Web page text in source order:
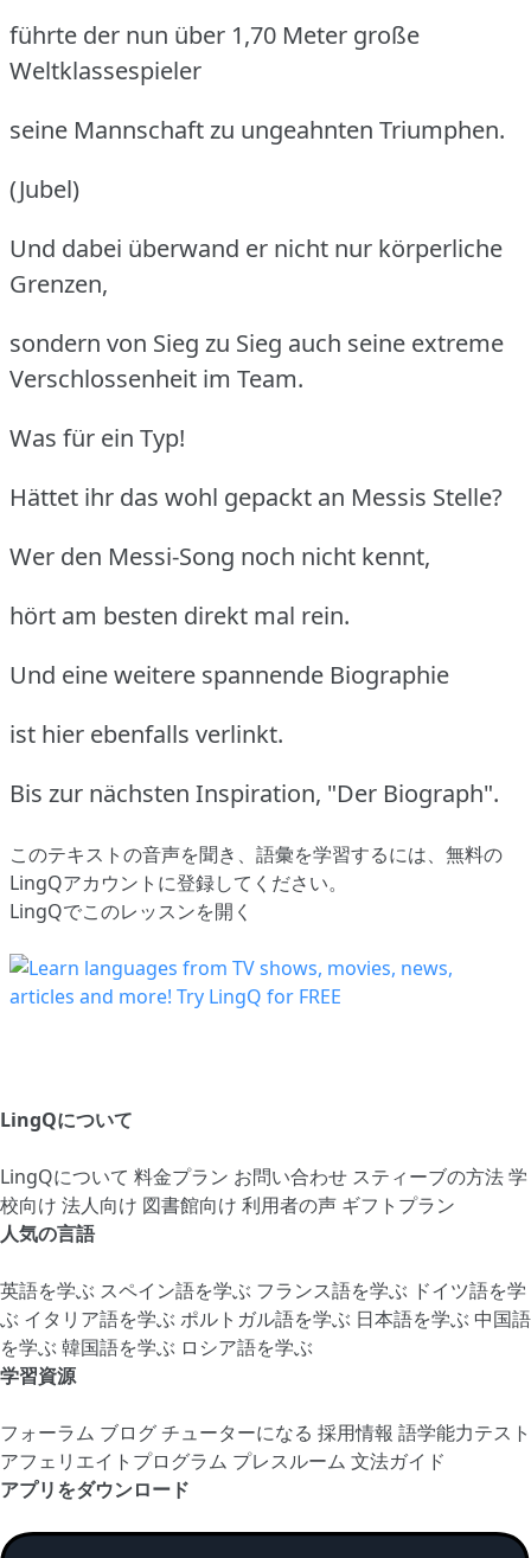
führte der nun über 1,70 Meter große
Weltklassespieler
seine Mannschaft zu ungeahnten Triumphen.
(Jubel)
Und dabei überwand er nicht nur körperliche
Grenzen,
sondern von Sieg zu Sieg auch seine extreme
Verschlossenheit im Team.
Was für ein Typ!
Hättet ihr das wohl gepackt an Messis Stelle?
Wer den Messi-Song noch nicht kennt,
hört am besten direkt mal rein.
Und eine weitere spannende Biographie
ist hier ebenfalls verlinkt.
Bis zur nächsten Inspiration, "Der Biograph".
このテキストの音声を聞き、語彙を学習するには、 無料の
LingQアカウントに登録してください。
LingQでこのレッスンを開く
LingQについて
LingQについて 料金プラン お問い合わせ スティーブの方法学
校向け 法人向け 図書館向け 利用者の声 ギフトプラン
人気の言語
英語を学ぶ スペイン語を学ぶ フランス語を学ぶ ドイツ語を学
ぶ イタリア語を学ぶ ポルトガル語を学ぶ 日本語を学ぶ 中国語
を学ぶ 韓国語を学ぶ ロシア語を学ぶ
学習資源
フォーラム ブログチューターになる 採用情報 語学能力テスト
アフェリエイトプログラム プレスルーム 文法ガイド
アプリをダウンロード